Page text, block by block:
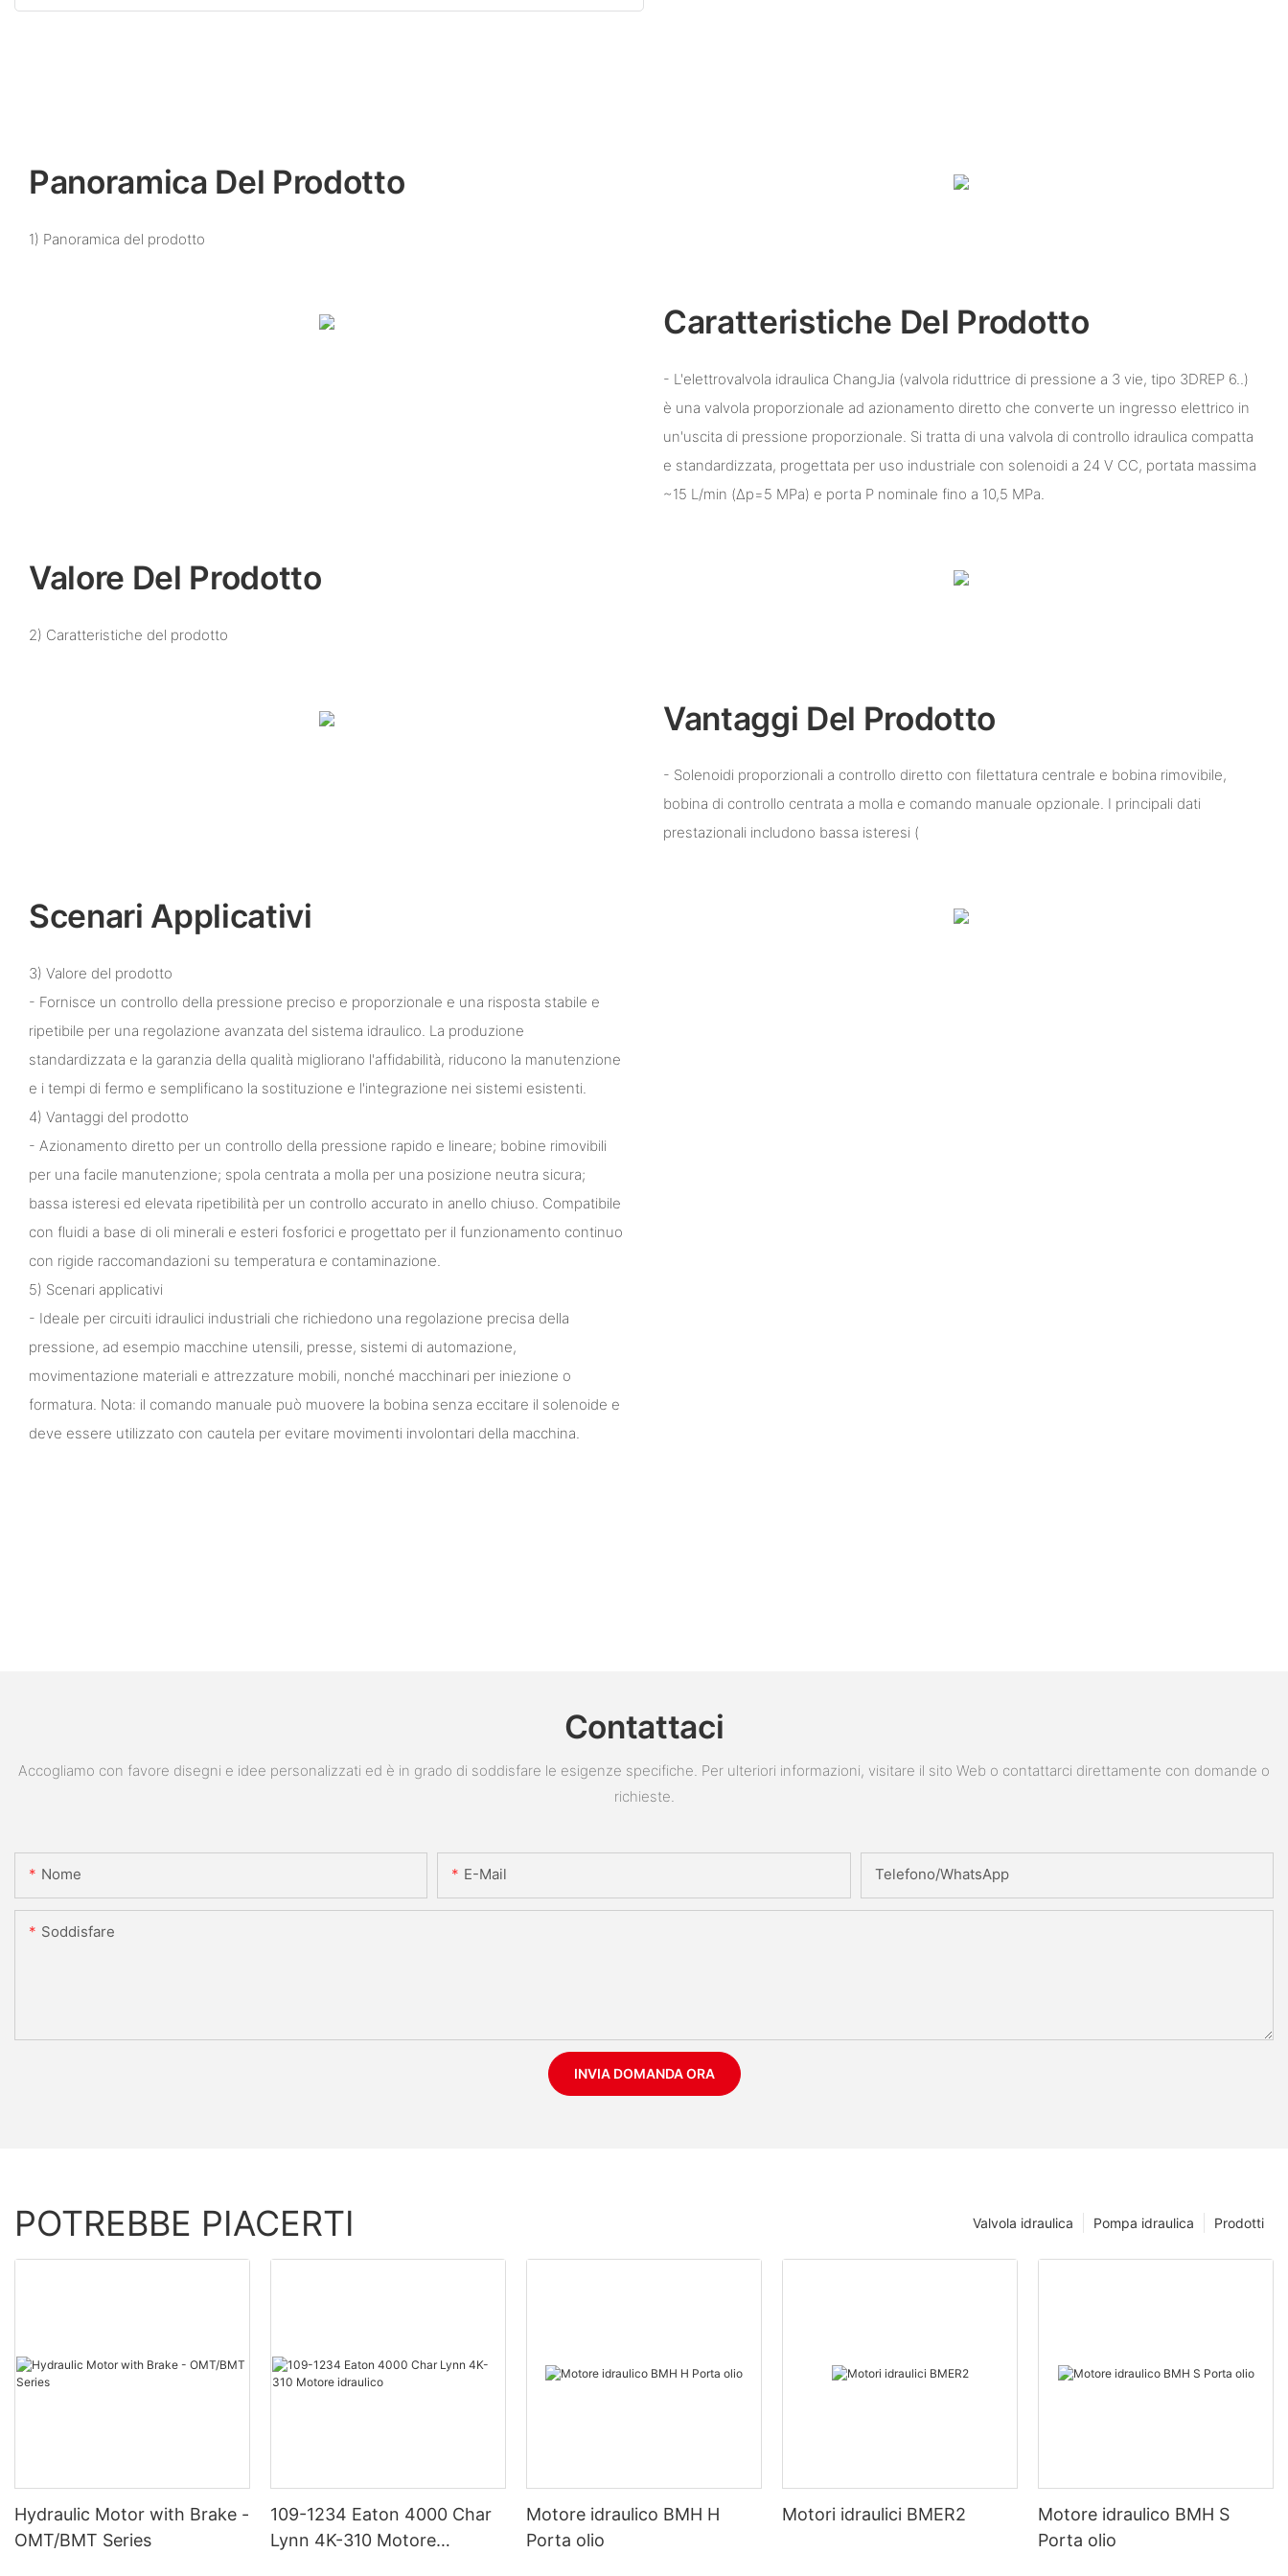
Panoramica Del Prodotto
1) Panoramica del prodotto
Caratteristiche Del Prodotto
- L'elettrovalvola idraulica ChangJia (valvola riduttrice di pressione a 3 vie, tipo 3DREP 6..)
è una valvola proporzionale ad azionamento diretto che converte un ingresso elettrico in
un'uscita di pressione proporzionale. Si tratta di una valvola di controllo idraulica compatta
e standardizzata, progettata per uso industriale con solenoidi a 24 V CC, portata massima
~15 L/min (Δp=5 MPa) e porta P nominale fino a 10,5 MPa.
Valore Del Prodotto
2) Caratteristiche del prodotto
Vantaggi Del Prodotto
- Solenoidi proporzionali a controllo diretto con filettatura centrale e bobina rimovibile,
bobina di controllo centrata a molla e comando manuale opzionale. I principali dati
prestazionali includono bassa isteresi (
Scenari Applicativi
3) Valore del prodotto
- Fornisce un controllo della pressione preciso e proporzionale e una risposta stabile e
ripetibile per una regolazione avanzata del sistema idraulico. La produzione
standardizzata e la garanzia della qualità migliorano l'affidabilità, riducono la manutenzione
e i tempi di fermo e semplificano la sostituzione e l'integrazione nei sistemi esistenti.
4) Vantaggi del prodotto
- Azionamento diretto per un controllo della pressione rapido e lineare; bobine rimovibili
per una facile manutenzione; spola centrata a molla per una posizione neutra sicura;
bassa isteresi ed elevata ripetibilità per un controllo accurato in anello chiuso. Compatibile
con fluidi a base di oli minerali e esteri fosforici e progettato per il funzionamento continuo
con rigide raccomandazioni su temperatura e contaminazione.
5) Scenari applicativi
- Ideale per circuiti idraulici industriali che richiedono una regolazione precisa della
pressione, ad esempio macchine utensili, presse, sistemi di automazione,
movimentazione materiali e attrezzature mobili, nonché macchinari per iniezione o
formatura. Nota: il comando manuale può muovere la bobina senza eccitare il solenoide e
deve essere utilizzato con cautela per evitare movimenti involontari della macchina.
Contattaci
Accogliamo con favore disegni e idee personalizzati ed è in grado di soddisfare le esigenze specifiche. Per ulteriori informazioni, visitare il sito Web o contattarci direttamente con domande o
richieste.
Nome E-Mail Telefono/WhatsApp
Soddisfare
INVIA DOMANDA ORA
POTREBBE PIACERTI Prodotti
Pompa idraulica
Valvola idraulica
Hydraulic Motor with Brake -
OMT/BMT Series
109-1234 Eaton 4000 Char
Lynn 4K-310 Motore
Motore idraulico BMH H
Porta olio
Motori idraulici BMER2
Motore idraulico BMH S
Porta olio